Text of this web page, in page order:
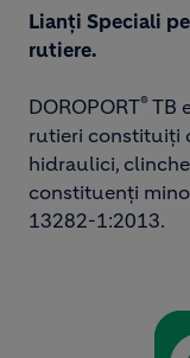
Lianți Speciali
rutiere.
DOROPORT® TB
rutieri constituiți
hidraulici,
constituenți
13282-1:2013.​